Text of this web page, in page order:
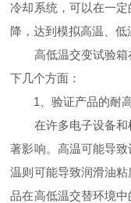
冷却系统，可以在一
降，达到模拟高温、低
高低温交变试验箱
下几个方面：
1、验证产品的耐
在许多电子设备和
著影响。高温可能导
温则可能导致润滑油
品在高低温交替环境